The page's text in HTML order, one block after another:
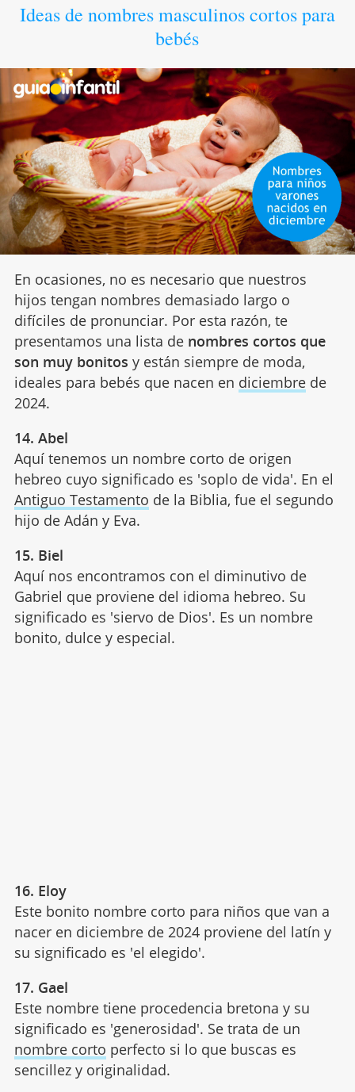
Ideas de nombres masculinos cortos para
bebés
En ocasiones, no es necesario que nuestros
hijos tengan nombres demasiado largo o
difíciles de pronunciar. Por esta razón, te
presentamos una lista de nombres cortos que
son muy bonitos y están siempre de moda,
ideales para bebés que nacen en diciembrede
2024.
14. Abel
Aquí tenemos un nombre corto de origen
hebreo cuyo significado es 'soplo de vida'. En el
Antiguo Testamento de la Biblia, fue el segundo
hijo de Adán y Eva.
15. Biel
Aquí nos encontramos con el diminutivo de
Gabriel que proviene del idioma hebreo. Su
significado es 'siervo de Dios'. Es un nombre
bonito, dulce y especial.
16. Eloy
Este bonito nombre corto para niños que van a
nacer en diciembre de 2024 proviene del latín y
su significado es 'el elegido'.
17. Gael
Este nombre tiene procedencia bretona y su
significado es 'generosidad'. Se trata de un
nombre corto perfecto si lo que buscas es
sencillez y originalidad.